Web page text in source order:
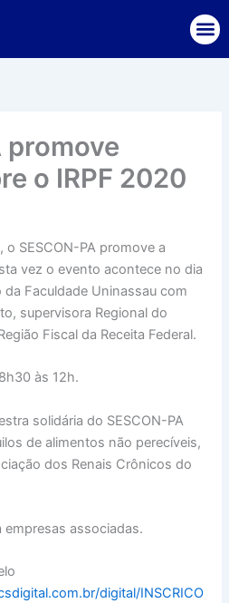
promove
o IRPF 2020
o SESCON-PA promove a
vez o evento acontece no dia
Faculdade Uninassau com
supervisora Regional do
Fiscal da Receita Federal.
às 12h.
solidária do SESCON-PA
de alimentos não perecíveis,
dos Renais Crônicos do
empresas associadas.
digital/INSCRICO